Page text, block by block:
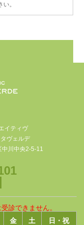
い。
イティヴ
ヴェルデ
川中央2-5-11
診できません。
金 土 日・祝